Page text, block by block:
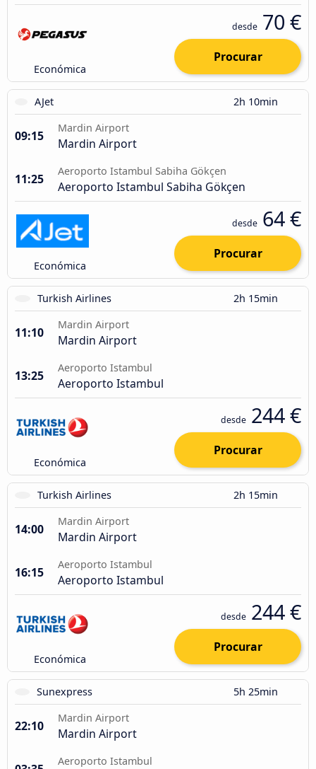
Económica
desde 70 €
Procurar
AJet 2h 10min
09:15
Mardin Airport
Mardin Airport
11:25
Aeroporto Istambul Sabiha Gökçen
Aeroporto Istambul Sabiha Gökçen
Económica
desde 64 €
Procurar
Turkish Airlines 2h 15min
11:10
Mardin Airport
Mardin Airport
13:25
Aeroporto Istambul
Aeroporto Istambul
Económica
desde 244 €
Procurar
Turkish Airlines 2h 15min
14:00
Mardin Airport
Mardin Airport
16:15
Aeroporto Istambul
Aeroporto Istambul
Económica
desde 244 €
Procurar
Sunexpress 5h 25min
22:10
Mardin Airport
Mardin Airport
Aeroporto Istambul